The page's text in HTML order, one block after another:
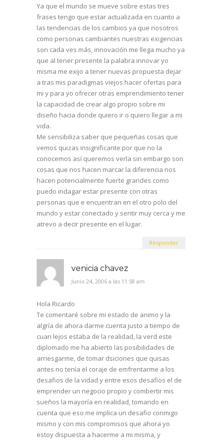
Ya que el mundo se mueve sobre estas tres
frases tengo que estar actualizada en cuanto a
las tendencias de los cambios ya que nosotros
como personas cambiantes nuestras exigencias
son cada ves más, innovación me llega mucho ya
que al tener presente la palabra innovar yo
misma me exijo a tener nuevas propuesta dejar
a tras mis paradigmas viejos hacer ofertas para
mi y para yo ofrecer otras emprendimiento tener
la capacidad de crear algo propio sobre mi
diseño hacia donde quiero ir o quiero llegar a mi
vida.
Me sensibiliza saber que pequeñas cosas que
vemos quizas insignificante por que no la
conocemos así queremos verla sin embargo son
cosas que nos hacen marcar la diferencia nos
hacen potencialmente fuerte grandes como
puedo indagar estar presente con otras
personas que e encuentran en el otro polo del
mundo y estar conectado y sentir muy cerca y me
atrevo a decir presente en el lugar.
Responder
venicia chavez
Junio 24, 2006 a las 11:58 am
Hola Ricardo
Te comentaré sobre mi estado de animo y la
algría de ahora darme cuenta justo a tiempo de
cuan lejos estaba de la realidad, la verd este
diplomado me ha abierto las posibilidades de
arriesgarme, de tomar dsiciones que quisas
antes no tenía el coraje de emfrentarme a los
desafios de la vidad y entre esos desafios el de
emprender un negocio propio y combertir mis
sueños la mayoría en realidad, tomando en
cuenta que eso me implica un desafio conmigo
mismo y con mis compromisos que ahora yo
estoy dispuesta a hacerme a mi misma, y